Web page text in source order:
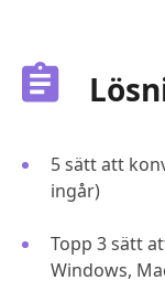
5 sätt att
ingår)
Topp 3 sätt
Windows,